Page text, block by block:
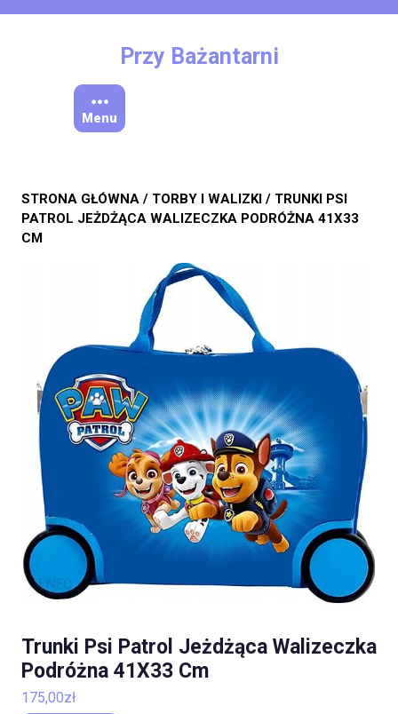
Przy Bażantarni
Menu
STRONA GŁÓWNA / TORBY I WALIZKI / TRUNKI PSI
PATROL JEŻDŻĄCA WALIZECZKA PODRÓŻNA 41X33
CM
Trunki Psi Patrol Jeżdżąca Walizeczka
Podróżna 41X33 Cm
175,00zł